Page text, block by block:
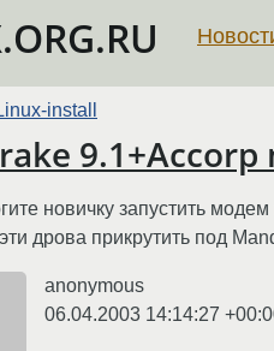
install
9.1+Accorp
новичку запустить
дрова прикрутить под
anonymous
06.04.2003 14:14:27